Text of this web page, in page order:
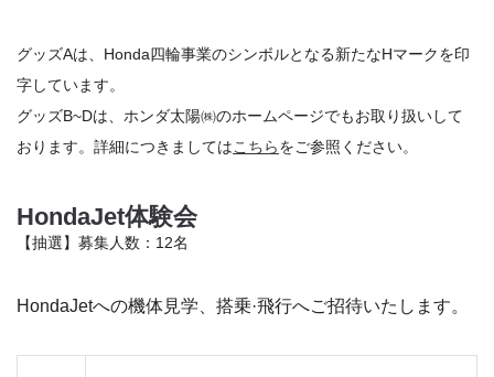
グッズAは、Honda四輪事業のシンボルとなる新たなHマークを印
字しています。
グッズB~Dは、ホンダ太陽㈱のホームページでもお取り扱いして
おります。詳細につきましてはこちらをご参照ください。
HondaJet体験会
【抽選】募集人数：12名
HondaJetへの機体見学、搭乗·飛行へご招待いたします。